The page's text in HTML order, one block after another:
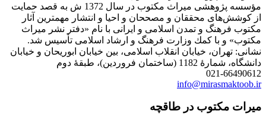
مؤسسه پژوهشی میراث مكتوب در سال 1372 ش به قصد حمایت
از كوشش‌های محققان و مصححان و احیا و انتشار مهمترین آثار
مكتوب فرهنگ و تمدن اسلامی و ایرانی با نام «دفتر نشر میراث
مكتوب» و با كمك وزارت فرهنگ و ارشاد اسلامی تأسیس شد.
نشانی: تهران، خیابان انقلاب اسلامی، بین خیابان ابوریحان و خیابان
دانشگاه، شمارۀ 1182 (ساختمان فروردین)، طبقۀ دوم
021-66490612
info@mirasmaktoob.ir
میرات مکتوب در طاقچه